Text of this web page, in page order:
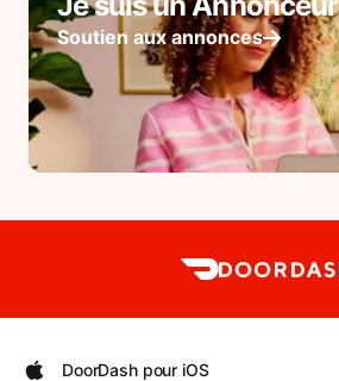
Soutien aux annonces
DoorDash pour iOS